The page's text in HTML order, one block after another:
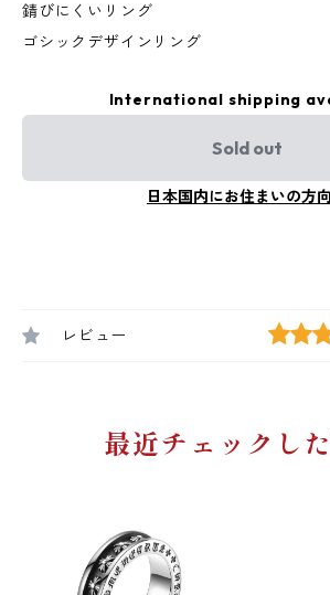
錆びにくいリング
ゴシックデザインリング
International shipping
Sold out
日本国内にお住まいの方
レビュー
最近チェックし